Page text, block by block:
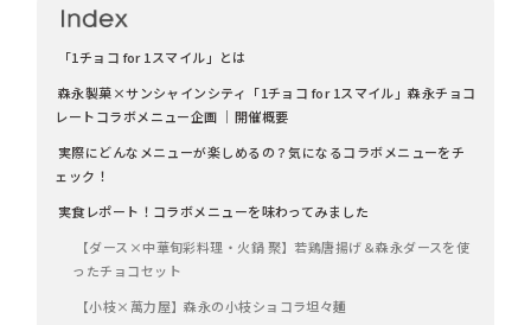
「1チョコ for 1スマイル」とは
森永製菓×サンシャインシティ「1チョコ for 1スマイル」森永チョコ
レートコラボメニュー企画 ｜開催概要
実際にどんなメニューが楽しめるの？気になるコラボメニューをチ
ェック！
実食レポート！コラボメニューを味わってみました
【ダース×中華旬彩料理・火鍋 聚】若鶏唐揚げ＆森永ダースを使
ったチョコセット
【小枝×萬力屋】森永の小枝ショコラ坦々麺